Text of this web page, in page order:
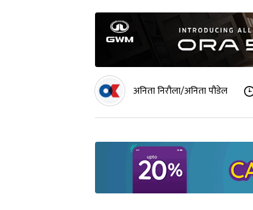
अनिता निरौला/अनिता पौडेल